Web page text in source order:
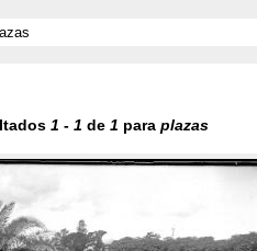
1 - 1 de 1 para plazas